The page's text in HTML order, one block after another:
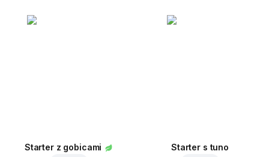
Starter z gobicami Starter s tuno